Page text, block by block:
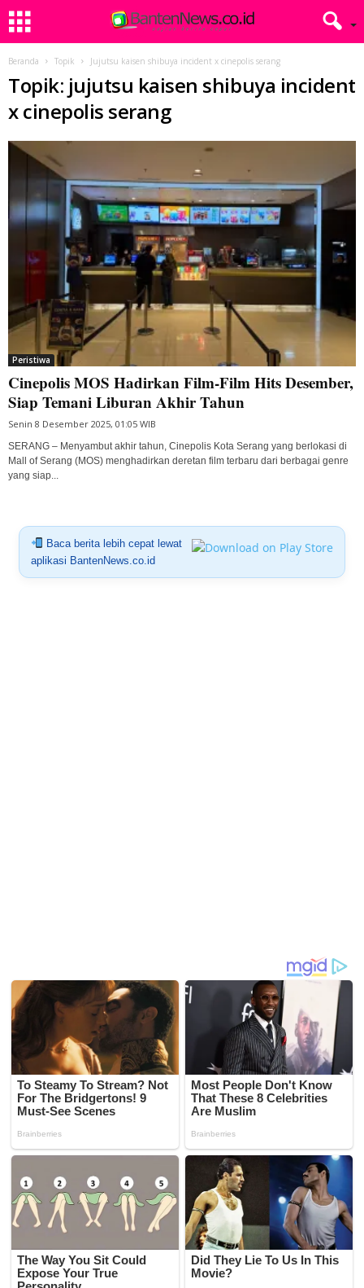
Beranda Topik Jujutsu kaisen shibuya incident x cinepolis serang
Topik: jujutsu kaisen shibuya incident
x cinepolis serang
Peristiwa
Cinepolis MOS Hadirkan Film-Film Hits Desember,
Siap Temani Liburan Akhir Tahun
Senin 8 Desember 2025, 01:05 WIB
SERANG – Menyambut akhir tahun, Cinepolis Kota Serang yang berlokasi di
Mall of Serang (MOS) menghadirkan deretan film terbaru dari berbagai genre
yang siap...
Baca berita lebih cepat lewat
aplikasi BantenNews.co.id